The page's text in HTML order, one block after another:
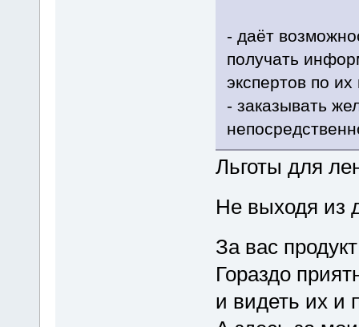
- даёт
получать
экспертов по
- заказывать
Льготы для
Не выходя из
За вас
Гораздо
и видеть их и